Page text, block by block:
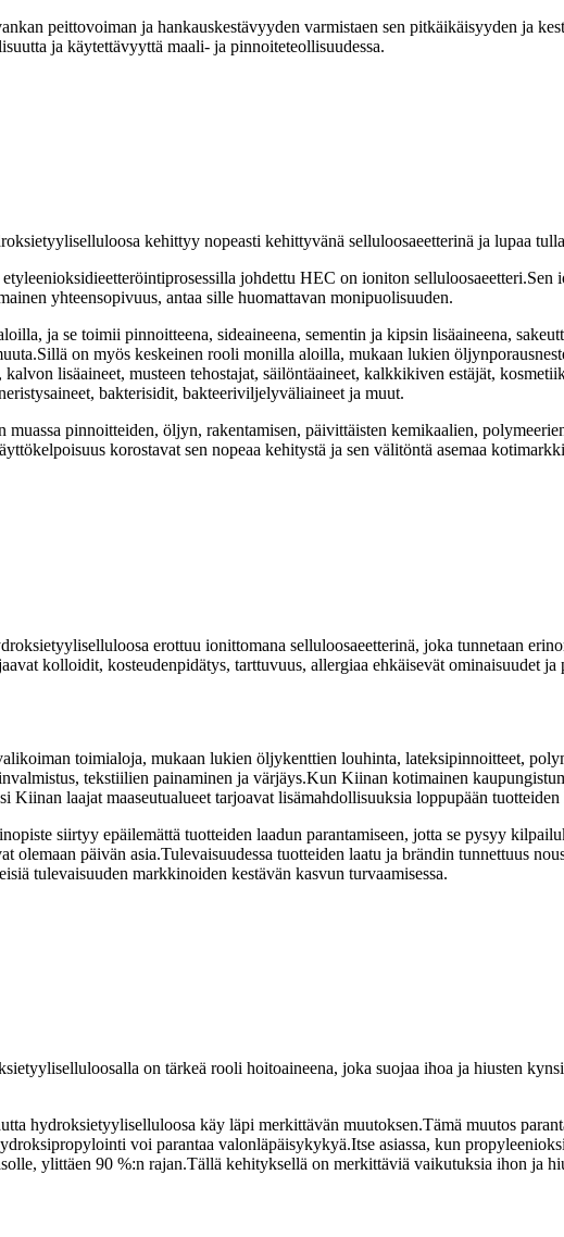
peittovoiman ja hankauskestävyyden varmistaen sen pitkäikäisyyden ja
ja käytettävyyttä maali- ja pinnoiteteollisuudessa.
kehittyy nopeasti kehittyvänä selluloosaeetterinä ja lupaa
johdettu HEC on ioniton
yhteensopivuus, antaa sille huomattavan monipuolisuuden.
ja se toimii pinnoitteena, sideaineena, sementin ja kipsin lisäaineena,
on myös keskeinen rooli monilla aloilla, mukaan lukien
lisäaineet, musteen tehostajat, säilöntäaineet, kalkkikiven estäjät,
bakterisidit, bakteeriviljelyväliaineet ja muut.
muassa pinnoitteiden, öljyn, rakentamisen, päivittäisten kemikaalien,
korostavat sen nopeaa kehitystä ja sen välitöntä asemaa
erottuu ionittomana selluloosaeetterinä, joka tunnetaan
kolloidit, kosteudenpidätys, tarttuvuus, allergiaa ehkäisevät ominaisuudet
toimialoja, mukaan lukien öljykenttien louhinta, lateksipinnoitteet,
tekstiilien painaminen ja värjäys.Kun Kiinan kotimainen
Kiinan laajat maaseutualueet tarjoavat lisämahdollisuuksia loppupään
siirtyy epäilemättä tuotteiden laadun parantamiseen, jotta se pysyy
olemaan päivän asia.Tulevaisuudessa tuotteiden laatu ja brändin tunnettuus
tulevaisuuden markkinoiden kestävän kasvun turvaamisessa.
on tärkeä rooli hoitoaineena, joka suojaa ihoa ja hiusten
hydroksietyyliselluloosa käy läpi merkittävän muutoksen.Tämä muutos
voi parantaa valonläpäisykykyä.Itse asiassa, kun
ylittäen 90 %:n rajan.Tällä kehityksellä on merkittäviä vaikutuksia ihon ja